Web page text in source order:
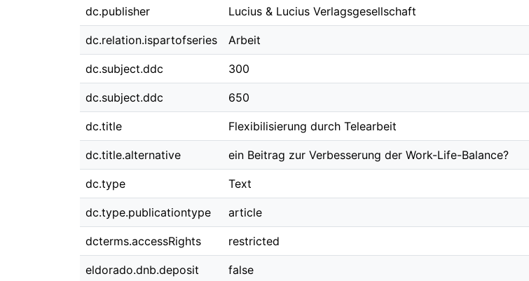
dc.publisher Lucius & Lucius Verlagsgesellschaft
dc.relation.ispartofseries Arbeit
dc.subject.ddc 300
dc.subject.ddc 650
dc.title Flexibilisierung durch Telearbeit
dc.title.alternative ein Beitrag zur Verbesserung der Work-Life-Balance?
dc.type Text
dc.type.publicationtype article
dcterms.accessRights restricted
eldorado.dnb.deposit false